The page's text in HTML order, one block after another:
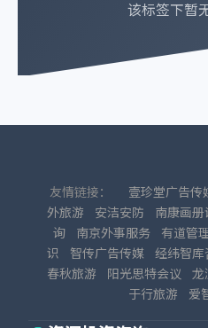
该标签下暂
友情链接： 壹珍堂广告传
外旅游
安洁安防 南康画
询
南京外事服务 有道管
识
智传广告传媒 经纬智库
春秋旅游
阳光思特会议 龙
于行旅游
爱